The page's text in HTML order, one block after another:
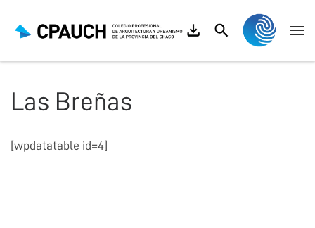
Search
Las Breñas
[wpdatatable id=4]